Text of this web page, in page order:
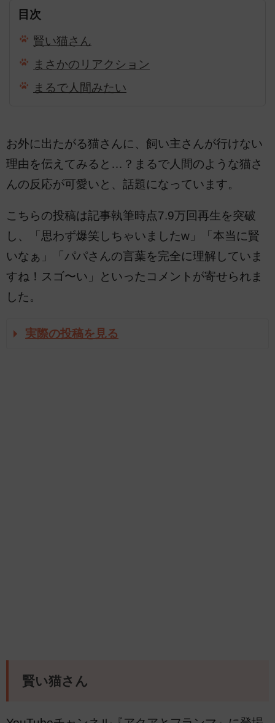
目次
賢い猫さん
まさかのリアクション
まるで人間みたい
お外に出たがる猫さんに、飼い主さんが行けない
理由を伝えてみると…？まるで人間のような猫さ
んの反応が可愛いと、話題になっています。
こちらの投稿は記事執筆時点7.9万回再生を突破
し、「思わず爆笑しちゃいましたw」「本当に賢
いなぁ」「パパさんの言葉を完全に理解していま
すね！スゴ〜い」といったコメントが寄せられま
した。
実際の投稿を見る
賢い猫さん